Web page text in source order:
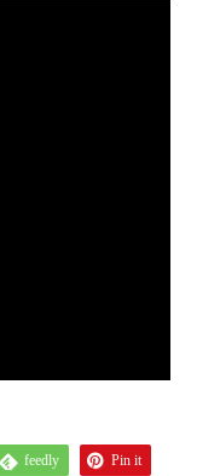
feedly Pin it